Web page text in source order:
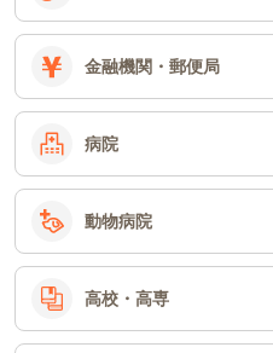
金融機関・郵便局
病院
動物病院
高校・高専